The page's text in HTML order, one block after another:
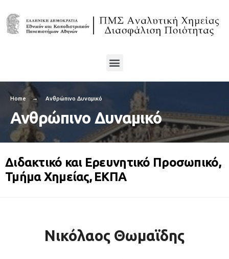
Home Ανθρώπινο Δυναμικό
Ανθρώπινο Δυναμικό
Διδακτικό και Ερευνητικό Προσωπικό,
Τμήμα Χημείας, ΕΚΠΑ
Νικόλαος Θωμαϊδης